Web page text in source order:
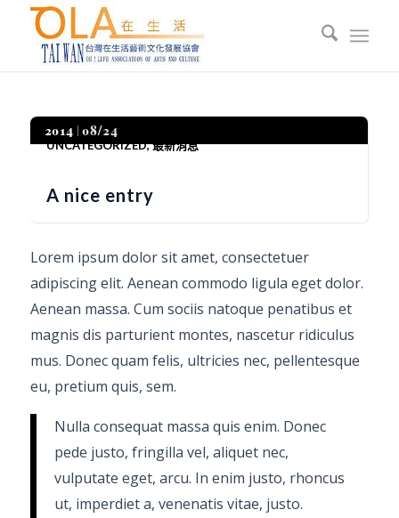
2014 08/24
UNCATEGORIZED,最新消息
A nice entry
Lorem ipsum dolor sit amet, consectetuer
adipiscing elit. Aenean commodo ligula eget dolor.
Aenean massa. Cum sociis natoque penatibus et
magnis dis parturient montes, nascetur ridiculus
mus. Donec quam felis, ultricies nec, pellentesque
eu, pretium quis, sem.
Nulla consequat massa quis enim. Donec
pede justo, fringilla vel, aliquet nec,
vulputate eget, arcu. In enim justo, rhoncus
ut, imperdiet a, venenatis vitae, justo.